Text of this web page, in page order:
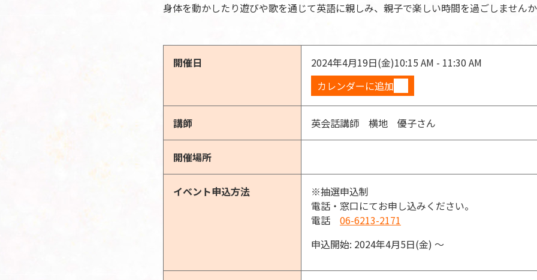
身体を動かしたり遊びや歌を通じて英語に親しみ、親子で楽しい時間を過ごしません
開催日 2024年4月19日(金)10:15 AM - 11:30 AM
カレンダーに追加
講師 英会話講師 横地 優子さん
開催場所
イベント申込方法
※抽選申込制
電話・窓口にてお申し込みください。
電話 06-6213-2171
申込開始: 2024年4月5日(金) 〜